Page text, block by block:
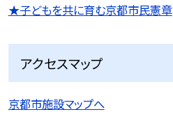
★子どもを共に育む京都市民憲章
アクセスマップ
京都市施設マップへ